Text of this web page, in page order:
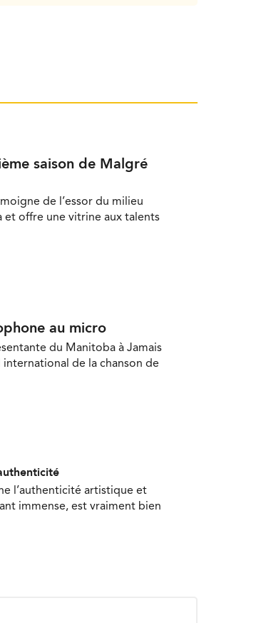
saison de Malgré
de l’essor du milieu
et offre une vitrine aux talents
au micro
du Manitoba à Jamais
international de la chanson de
l’authenticité artistique et
immense, est vraiment bien